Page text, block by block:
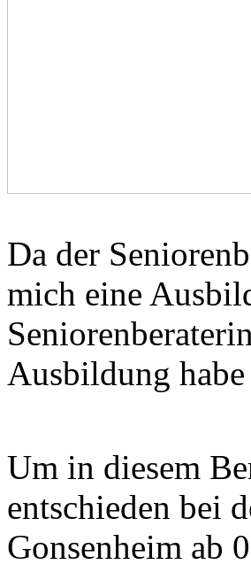
Da der
mich eine
Ausbildung
Um in diesem
entschieden bei
Gonsenheim ab